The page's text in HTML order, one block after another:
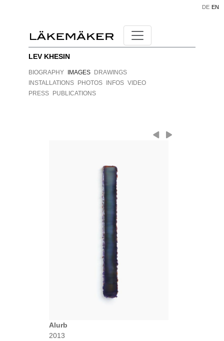
DE EN
LEV KHESIN
BIOGRAPHY IMAGES
DRAWINGS
INSTALLATIONS
PHOTOS INFOS VIDEO
PRESS
PUBLICATIONS
Alurb
2013